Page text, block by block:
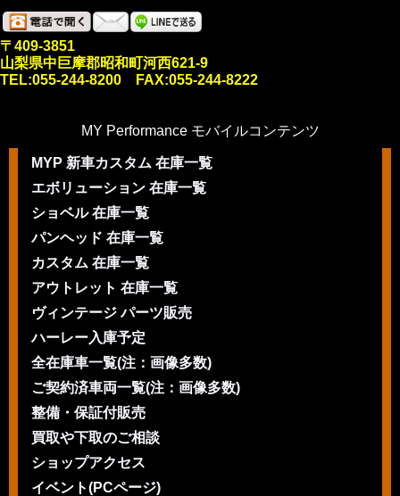
〒409-3851
山梨県中巨摩郡昭和町河西621-9
TEL:055-244-8200 FAX:055-244-8222
MY Performance モバイルコンテンツ
MYP 新車カスタム 在庫一覧
エボリューション 在庫一覧
ショベル 在庫一覧
パンヘッド 在庫一覧
カスタム 在庫一覧
アウトレット 在庫一覧
ヴィンテージ パーツ販売
ハーレー入庫予定
全在庫車一覧(注：画像多数)
ご契約済車両一覧(注：画像多数)
整備・保証付販売
買取や下取のご相談
ショップアクセス
イベント(PCページ)